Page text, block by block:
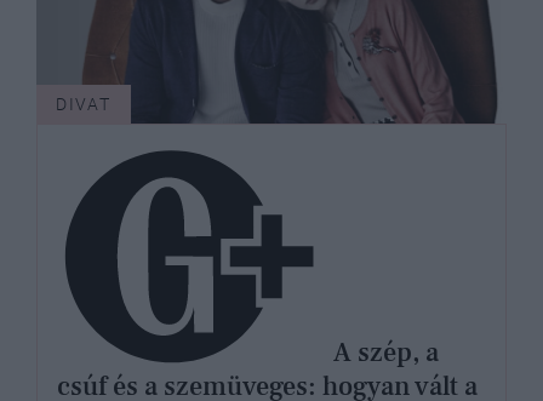
DIVAT
A szép, a
csúf és a szemüveges: hogyan vált a